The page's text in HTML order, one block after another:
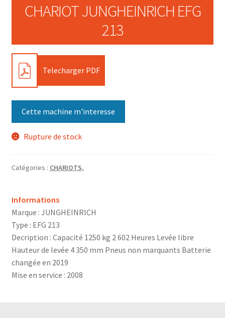
CHARIOT JUNGHEINRICH EFG
213
PDF Telecharger PDF
Cette machine m'interesse
Rupture de stock
Catégories : CHARIOTS,
Informations
Marque : JUNGHEINRICH
Type : EFG 213
Decription : Capacité 1250 kg 2 602 Heures Levée libre
Hauteur de levée 4 350 mm Pneus non marquants Batterie
changée en 2019
Mise en service : 2008